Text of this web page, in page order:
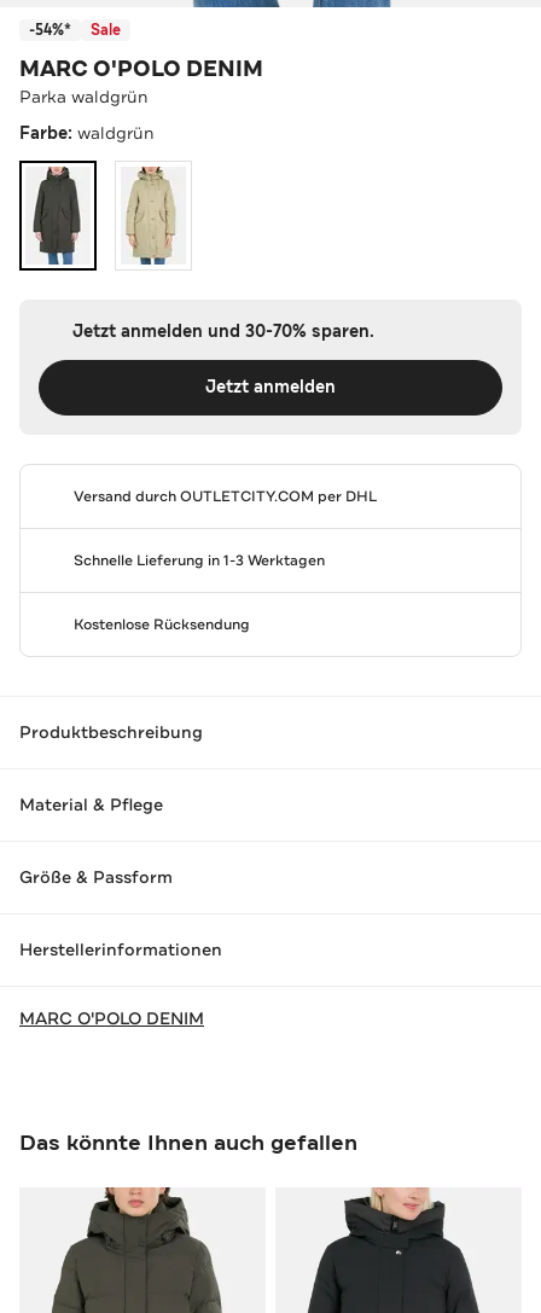
-54%* Sale
MARC O'POLO DENIM
Parka waldgrün
Farbe: waldgrün
Jetzt anmelden und 30-70% sparen.
Jetzt anmelden
Versand durchOUTLETCITY.COM per DHL
Schnelle Lieferung in 1-3 Werktagen
Kostenlose Rücksendung
Produktbeschreibung
Material & Pflege
Größe & Passform
Herstellerinformationen
MARC O'POLO DENIM
Das könnte Ihnen auch gefallen